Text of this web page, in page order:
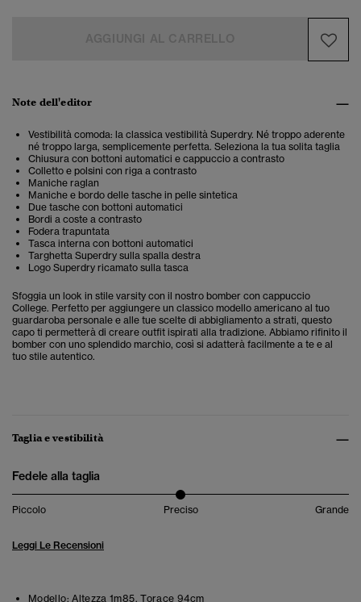
Note dell'editor
Vestibilità comoda: la classica vestibilità Superdry. Né troppo aderente
né troppo larga, semplicemente perfetta. Seleziona la tua solita taglia
Chiusura con bottoni automatici e cappuccio a contrasto
Colletto e polsini con riga a contrasto
Maniche raglan
Maniche e bordo delle tasche in pelle sintetica
Due tasche con bottoni automatici
Bordi a coste a contrasto
Fodera trapuntata
Tasca interna con bottoni automatici
Targhetta Superdry sulla spalla destra
Logo Superdry ricamato sulla tasca
Sfoggia un look in stile varsity con il nostro bomber con cappuccio
College. Perfetto per aggiungere un classico modello americano al tuo
guardaroba personale e alle tue scelte di abbigliamento a strati, questo
capo ti permetterà di creare outfit ispirati alla tradizione. Abbiamo rifinito il
bomber con uno splendido marchio, così si adatterà facilmente a te e al
tuo stile autentico.
Taglia e vestibilità
Fedele alla taglia
Piccolo Preciso Grande
Leggi Le Recensioni
Modello: Altezza 1m85. Torace 94cm